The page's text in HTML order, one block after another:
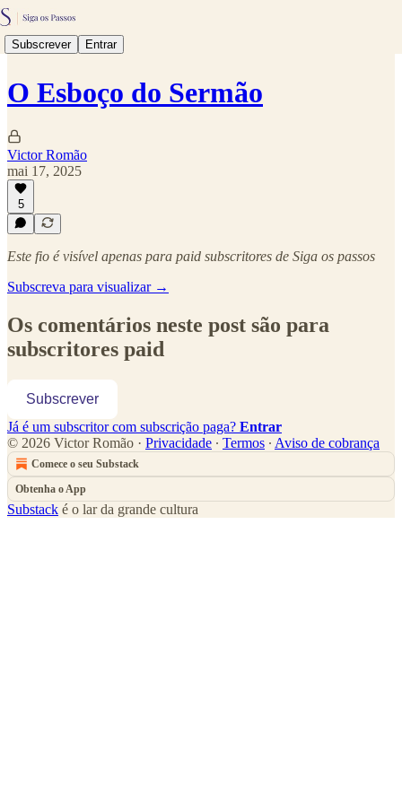
Subscrever Entrar
O Esboço do Sermão
Victor Romão
mai 17, 2025
5
Este fio é visível apenas para paid subscritores de Siga os passos
Subscreva para visualizar →
Os comentários neste post são para
subscritores paid
Subscrever
Já é um subscritor com subscrição paga? Entrar
© 2026 Victor Romão · Privacidade ∙ Termos ∙ Aviso de cobrança
Comece o seu Substack
Obtenha o App
Substack é o lar da grande cultura